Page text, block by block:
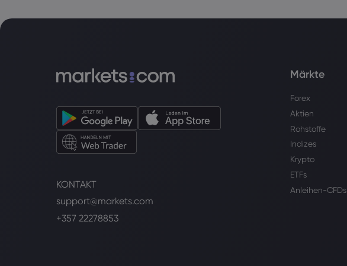
KONTAKT
support@markets.com
+357 22278853
Märkte
Forex
Aktien
Rohstoffe
Indizes
Krypto
ETFs
Anleihen-CFDs